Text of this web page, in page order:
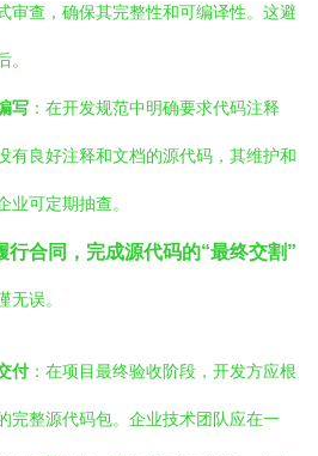
审查，确保其完整性和可编译性。这避
。
写 ：在开发规范中明确要求代码注释
有良好注释和文档的源代码，其维护和
业可定期抽查。
行合同，完成源代码的“最终交割”
无误。
付 ：在项目最终验收阶段，开发方应根
完整源代码包。企业技术团队应在一